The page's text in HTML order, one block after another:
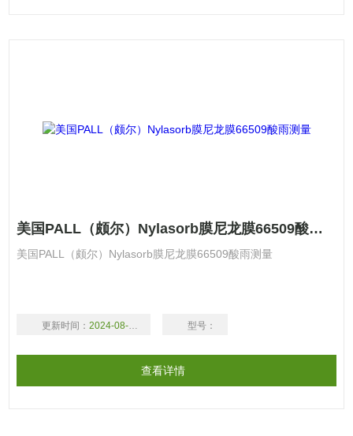
美国PALL（颇尔）Nylasorb膜尼龙膜66509酸雨测量
美国PALL（颇尔）Nylasorb膜尼龙膜66509酸雨测量
更新时间： 2024-08-17 型号：
查看详情